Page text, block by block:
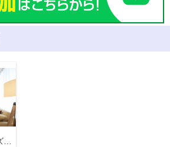
西戸山タワーホウムズサウスタワー